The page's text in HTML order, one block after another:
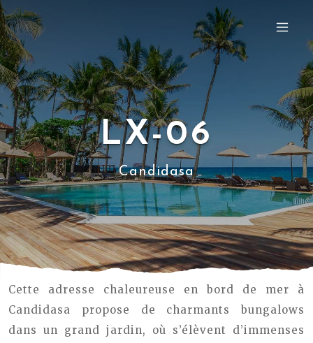
LX-06
Candidasa
Cette adresse chaleureuse en bord de mer à
Candidasa propose de charmants bungalows
dans un grand jardin, où s’élèvent d’immenses